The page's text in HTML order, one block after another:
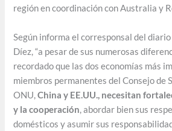
región en coordinación con Australia y
Según informa el corresponsal del
Díez, “a pesar de sus numerosas
recordado que las dos economías más
miembros permanentes del Consejo de
ONU, China y EE.UU., necesitan
y la cooperación, abordar bien sus
domésticos y asumir sus